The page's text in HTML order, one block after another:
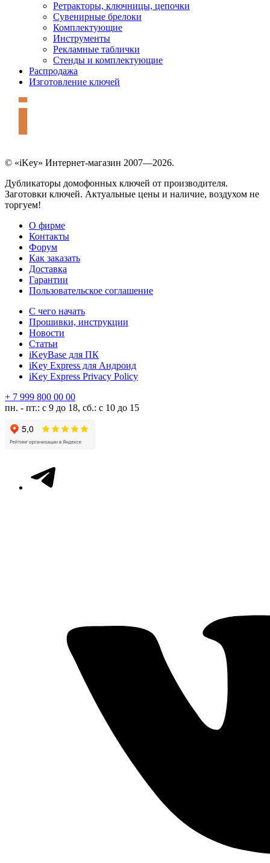
Ретракторы, ключницы, цепочки
Сувенирные брелоки
Комплектующие
Инструменты
Рекламные таблички
Стенды и комплектующие
Распродажа
Изготовление ключей
© «iKey» Интернет-магазин 2007—2026.
Дубликаторы домофонных ключей от производителя.
Заготовки ключей. Актуальные цены и наличие, воздухом не
торгуем!
О фирме
Контакты
Форум
Как заказать
Доставка
Гарантии
Пользовательское соглашение
С чего начать
Прошивки, инструкции
Новости
Статьи
iKeyBase для ПК
iKey Express для Андроид
iKey Express Privacy Policy
+ 7 999 800 00 00
пн. - пт.: с 9 до 18, сб.: с 10 до 15